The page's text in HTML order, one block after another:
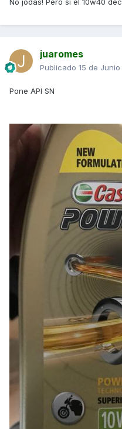
No jodas! Pero si el 10w40
juaromes
Publicado 15 de Junio
Pone API SN